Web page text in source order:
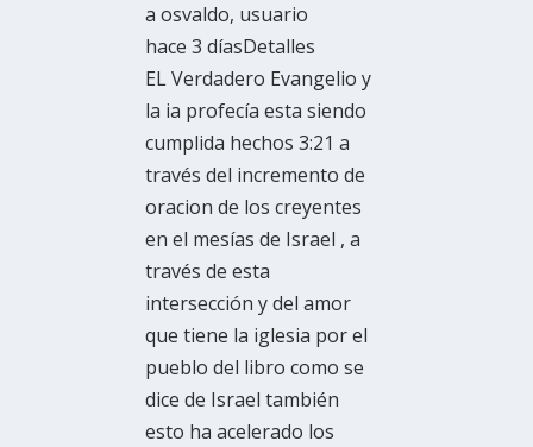
a osvaldo, usuario
hace 3 díasDetalles
EL Verdadero Evangelio y
la ia profecía esta siendo
cumplida hechos 3:21 a
través del incremento de
oracion de los creyentes
en el mesías de Israel , a
través de esta
intersección y del amor
que tiene la iglesia por el
pueblo del libro como se
dice de Israel también
esto ha acelerado los